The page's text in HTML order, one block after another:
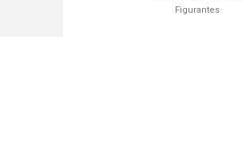
Figurantes